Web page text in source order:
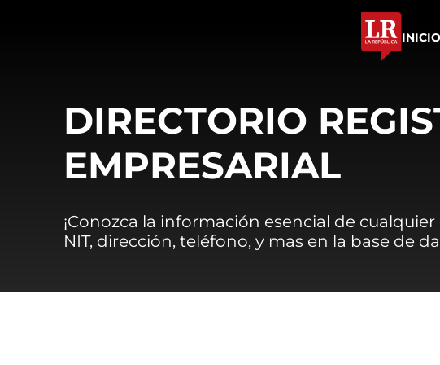
INICIO
DIRECTORIO
EMPRESARIAL
¡Conozca la información esencial de
NIT, dirección, teléfono, y mas en la base de